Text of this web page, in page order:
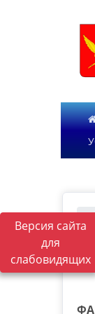
Версия сайта
для
слабовидящих